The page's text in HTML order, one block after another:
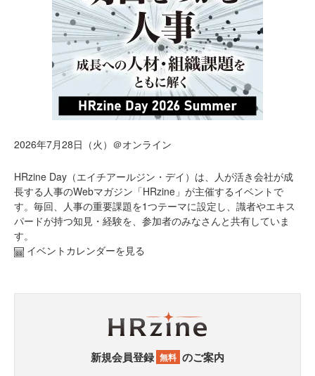
2026年7月28日（火）＠オンライン
HRzine Day（エイチアールジン・デイ）は、人が活き会社が成
長する人事のWebマガジン「HRzine」が主催するイベントで
す。毎回、人事の重要課題を1つテーマに設定し、識者やエキス
パードが持つ知見・経験を、参加者のみなさんと共有していま
す。
イベントカレンダーを見る
新規会員登録 無料 のご案内